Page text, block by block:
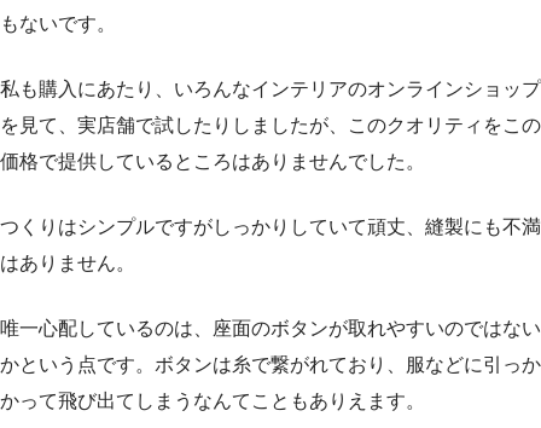
もないです。
私も購入にあたり、いろんなインテリアのオンラインショップ
を見て、実店舗で試したりしましたが、このクオリティをこの
価格で提供しているところはありませんでした。
つくりはシンプルですがしっかりしていて頑丈、縫製にも不満
はありません。
唯一心配しているのは、座面のボタンが取れやすいのではない
かという点です。ボタンは糸で繋がれており、服などに引っか
かって飛び出てしまうなんてこともありえます。